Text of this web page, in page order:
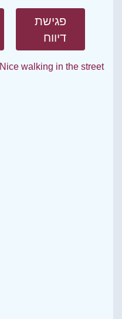
פגישת
דיווח
Nice walking in the street